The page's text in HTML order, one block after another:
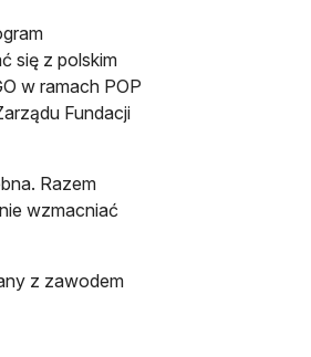
się z polskim
w ramach POP
Fundacji
Razem
wzmacniać
z zawodem